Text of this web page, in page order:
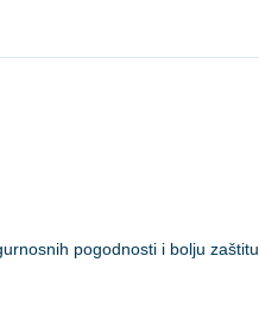
pogodnosti i bolju zaštitu